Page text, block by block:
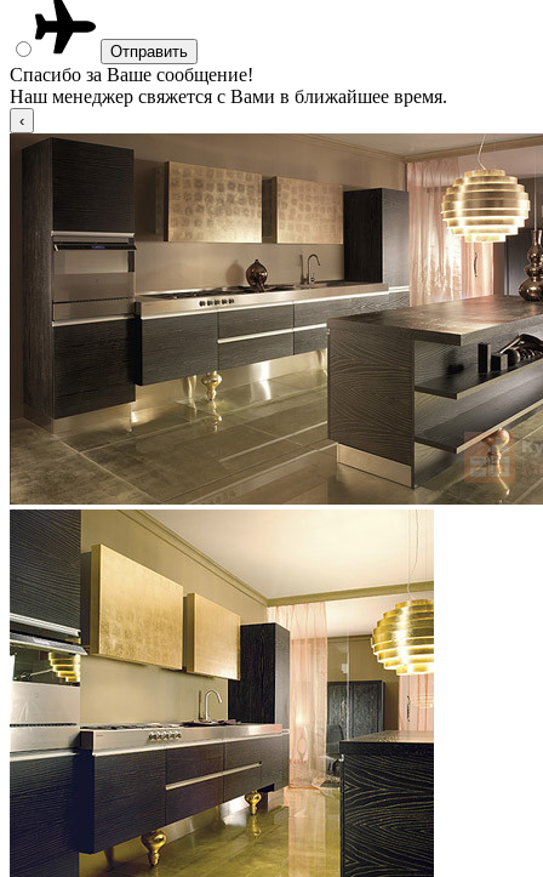
Спасибо за Ваше сообщение!
Наш менеджер свяжется с Вами в ближайшее время.